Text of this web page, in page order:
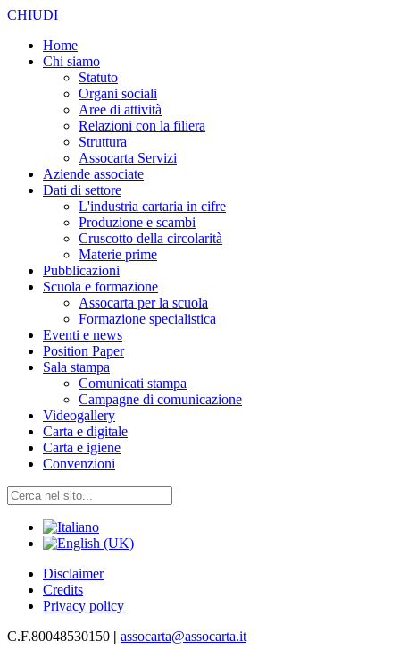
CHIUDI
Home
Chi siamo
Statuto
Organi sociali
Aree di attività
Relazioni con la filiera
Struttura
Assocarta Servizi
Aziende associate
Dati di settore
L'industria cartaria in cifre
Produzione e scambi
Cruscotto della circolarità
Materie prime
Pubblicazioni
Scuola e formazione
Assocarta per la scuola
Formazione specialistica
Eventi e news
Position Paper
Sala stampa
Comunicati stampa
Campagne di comunicazione
Videogallery
Carta e digitale
Carta e igiene
Convenzioni
Disclaimer
Credits
Privacy policy
C.F.80048530150 | assocarta@assocarta.it